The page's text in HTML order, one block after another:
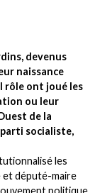
devenus
naissance
rôle ont joué les
ou leur
de la
parti socialiste,
les
et député-maire
politique